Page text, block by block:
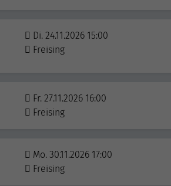
Di. 24.11.2026 15:00
Freising
Fr. 27.11.2026 16:00
Freising
Mo. 30.11.2026 17:00
Freising